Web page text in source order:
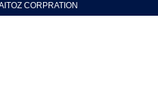
CORPRATION